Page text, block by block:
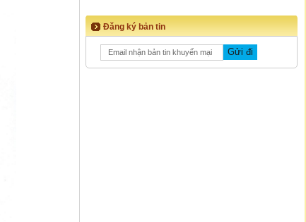
Đăng ký bản tin